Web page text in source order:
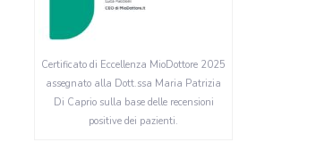
Certificato di Eccellenza MioDottore 2025
assegnato alla Dott.ssa Maria Patrizia
Di Caprio sulla base delle recensioni
positive dei pazienti.